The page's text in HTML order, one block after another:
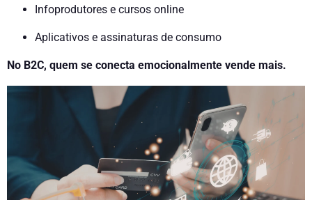
Infoprodutores e cursos online
Aplicativos e assinaturas de consumo
No B2C, quem se conecta emocionalmente vende mais.